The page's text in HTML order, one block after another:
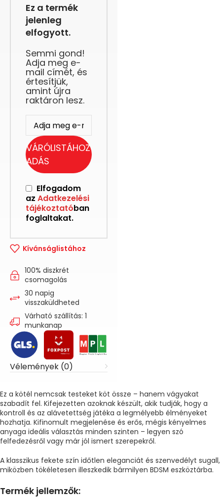
Ez a termék
jelenleg
elfogyott.
Semmi gond!
Adja meg e-
mail címét, és
értesítjük,
amint újra
raktáron lesz.
VÁRÓLISTÁHOZ
ADÁS
Elfogadom
az Adatkezelési
tájékoztatóban
foglaltakat.
Kívánságlistához
100% diszkrét
csomagolás
30 napig
visszaküldheted
Várható szállítás: 1
munkanap
Vélemények (0)
Ez a kötél nemcsak testeket köt össze – hanem vágyakat
szabadít fel. Kifejezetten azoknak készült, akik tudják, hogy a
kontroll és az alávetettség játéka a legmélyebb élményeket
hozhatja. Kifinomult megjelenése és erős, mégis kényelmes
anyaga ideális választás minden szinten – legyen szó
felfedezésről vagy már jól ismert szerepekről.
A klasszikus fekete szín időtlen eleganciát és szenvedélyt sugall,
miközben tökéletesen illeszkedik bármilyen BDSM eszköztárba.
Termék jellemzők: